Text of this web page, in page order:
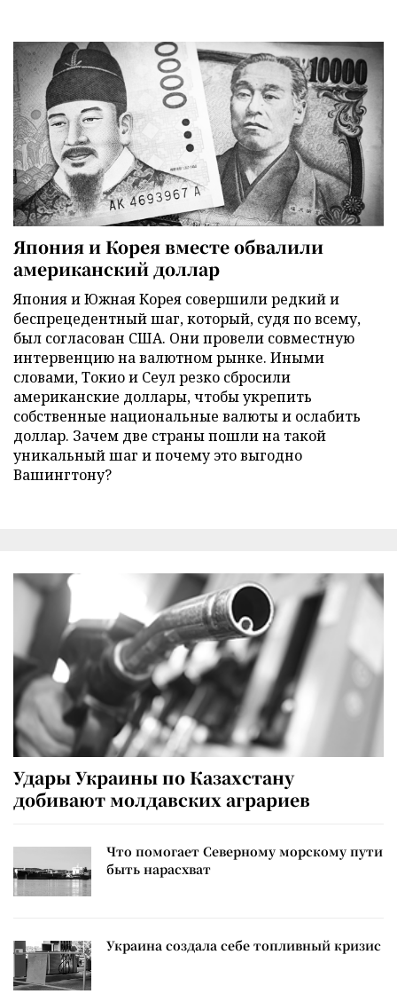
Япония и Корея вместе обвалили
американский доллар
Япония и Южная Корея совершили редкий и
беспрецедентный шаг, который, судя по всему,
был согласован США. Они провели совместную
интервенцию на валютном рынке. Иными
словами, Токио и Сеул резко сбросили
американские доллары, чтобы укрепить
собственные национальные валюты и ослабить
доллар. Зачем две страны пошли на такой
уникальный шаг и почему это выгодно
Вашингтону?
Удары Украины по Казахстану
добивают молдавских аграриев
Что помогает Северному морскому пути
быть нарасхват
Украина создала себе топливный кризис